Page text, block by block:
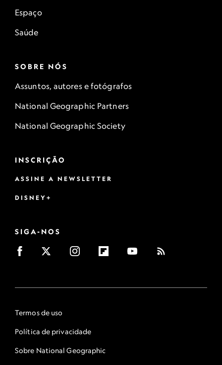
Espaço
Saúde
SOBRE NÓS
Assuntos, autores e fotógrafos
National Geographic Partners
National Geographic Society
INSCRIÇÃO
ASSINE A NEWSLETTER
DISNEY+
SIGA-NOS
Termos de uso
Política de privacidade
Sobre National Geographic